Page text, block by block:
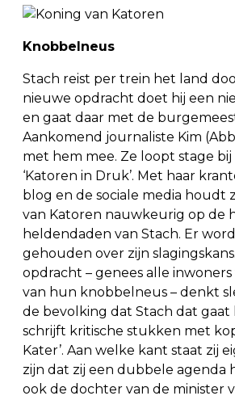
Knobbelneus
Stach reist per trein het land
nieuwe opdracht doet hij een
en gaat daar met de
Aankomend journaliste Kim
met hem mee. Ze loopt stage
‘Katoren in Druk’. Met haar
blog en de sociale media houdt
van Katoren nauwkeurig op de
heldendaden van Stach. Er
gehouden over zijn
opdracht – genees alle
van hun knobbelneus – denkt
de bevolking dat Stach dat gaat
schrijft kritische stukken met
Kater’. Aan welke kant staat zij
zijn dat zij een dubbele agenda
ook de dochter van de minister